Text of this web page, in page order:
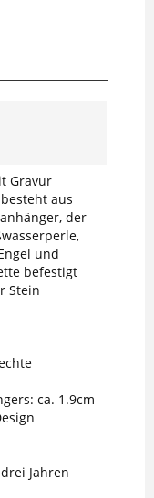
Gravur
aus
der
und
befestigt
Stein
ca. 1.9cm
Jahren